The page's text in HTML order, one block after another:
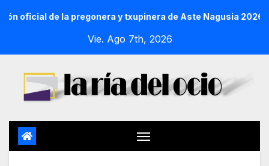
oficial de la pregonera y txupinera de Aste Nagusia 2026
Vie. Ago 7th, 2026